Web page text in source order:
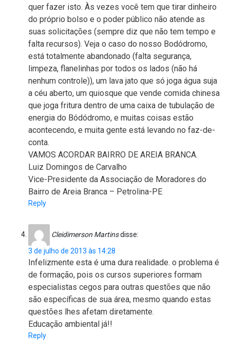
quer fazer isto. Às vezes você tem que tirar dinheiro
do próprio bolso e o poder público não atende as
suas solicitações (sempre diz que não tem tempo e
falta recursos). Veja o caso do nosso Bodódromo,
está totalmente abandonado (falta segurança,
limpeza, flanelinhas por todos os lados (não há
nenhum controle)), um lava jato que só joga água suja
a céu aberto, um quiosque que vende comida chinesa
que joga fritura dentro de uma caixa de tubulação de
energia do Bódódromo, e muitas coisas estão
acontecendo, e muita gente está levando no faz-de-
conta.
VAMOS ACORDAR BAIRRO DE AREIA BRANCA.
Luiz Domingos de Carvalho
Vice-Presidente da Associação de Moradores do
Bairro de Areia Branca – Petrolina-PE
Reply
Cleidimerson Martinsdisse:
3 de julho de 2013 às 14:28
Infelizmente esta é uma dura realidade. o problema é
de formação, pois os cursos superiores formam
especialistas cegos para outras questões que não
são específicas de sua área, mesmo quando estas
questões lhes afetam diretamente.
Educação ambiental já!!
Reply